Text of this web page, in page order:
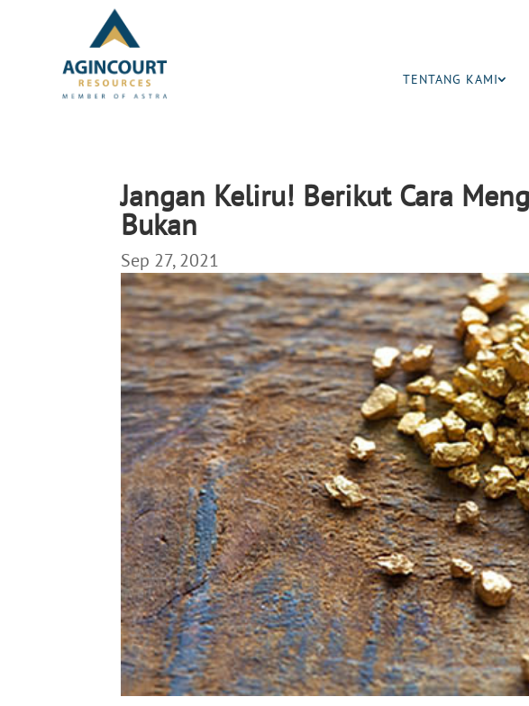
TENTANG KAMI
Jangan Keliru! Berikut Cara
Bukan
Sep 27, 2021